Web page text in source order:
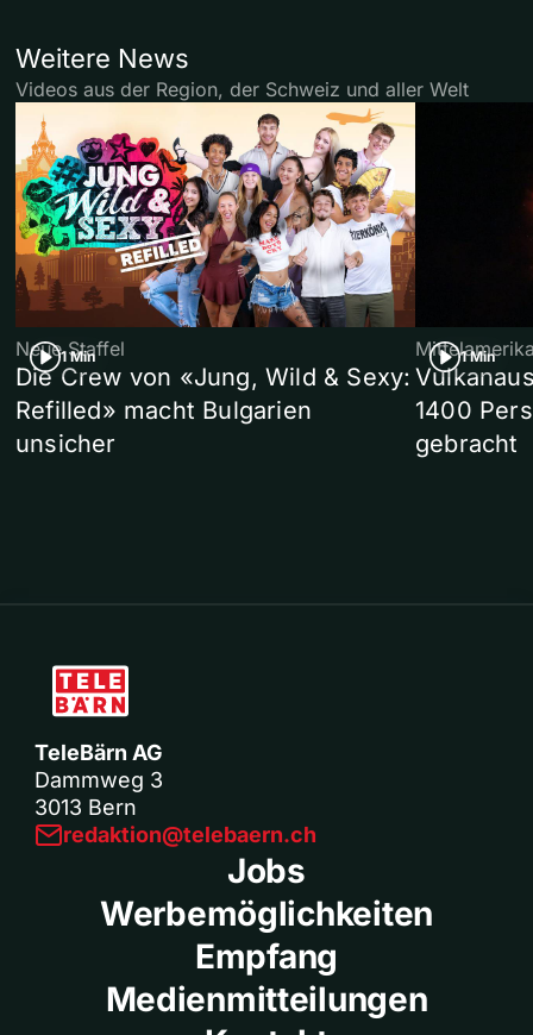
Weitere News
Videos aus der Region, der Schweiz und aller Welt
1 Min
Neue Staffel
Die Crew von «Jung, Wild & Sexy:
Refilled» macht Bulgarien
unsicher
1 Min
1400
gebracht
TeleBärn AG
Dammweg 3
3013 Bern
redaktion@telebaern.ch
Jobs
Werbemöglichkeiten
Empfang
Medienmitteilungen